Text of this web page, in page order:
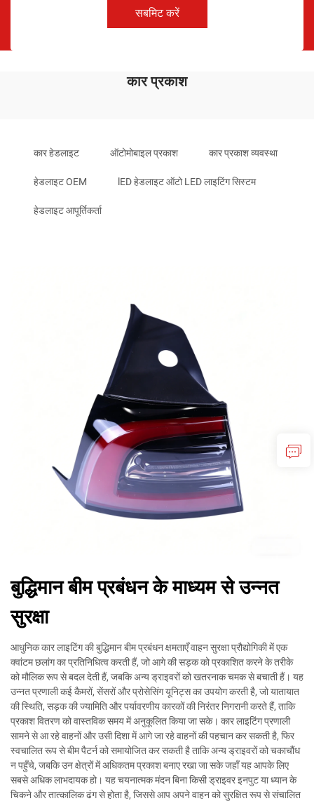
सबमिट करें
कार प्रकाश
कार हेडलाइट ऑटोमोबाइल प्रकाश कार प्रकाश व्यवस्था
हेडलाइट OEM lED हेडलाइट ऑटो LED लाइटिंग सिस्टम
हेडलाइट आपूर्तिकर्ता
बुद्धिमान बीम प्रबंधन के माध्यम से उन्नत
सुरक्षा
आधुनिक कार लाइटिंग की बुद्धिमान बीम प्रबंधन क्षमताएँ वाहन सुरक्षा प्रौद्योगिकी में एक
क्वांटम छलांग का प्रतिनिधित्व करती हैं, जो आगे की सड़क को प्रकाशित करने के तरीके
को मौलिक रूप से बदल देती हैं, जबकि अन्य ड्राइवरों को खतरनाक चमक से बचाती हैं। यह
उन्नत प्रणाली कई कैमरों, सेंसरों और प्रोसेसिंग यूनिट्स का उपयोग करती है, जो यातायात
की स्थिति, सड़क की ज्यामिति और पर्यावरणीय कारकों की निरंतर निगरानी करते हैं, ताकि
प्रकाश वितरण को वास्तविक समय में अनुकूलित किया जा सके। कार लाइटिंग प्रणाली
सामने से आ रहे वाहनों और उसी दिशा में आगे जा रहे वाहनों की पहचान कर सकती है, फिर
स्वचालित रूप से बीम पैटर्न को समायोजित कर सकती है ताकि अन्य ड्राइवरों को चकाचौंध
न पहुँचे, जबकि उन क्षेत्रों में अधिकतम प्रकाश बनाए रखा जा सके जहाँ यह आपके लिए
सबसे अधिक लाभदायक हो। यह चयनात्मक मंदन बिना किसी ड्राइवर इनपुट या ध्यान के
चिकने और तात्कालिक ढंग से होता है, जिससे आप अपने वाहन को सुरक्षित रूप से संचालित